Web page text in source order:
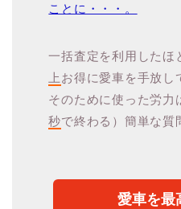
ことに・・・。
一括査定を利用したほ
上 お得に愛車を手放し
そのために使った労力
秒で終わる）簡単な質
愛車を最